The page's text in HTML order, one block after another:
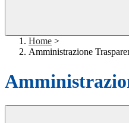
Home >
Amministrazione